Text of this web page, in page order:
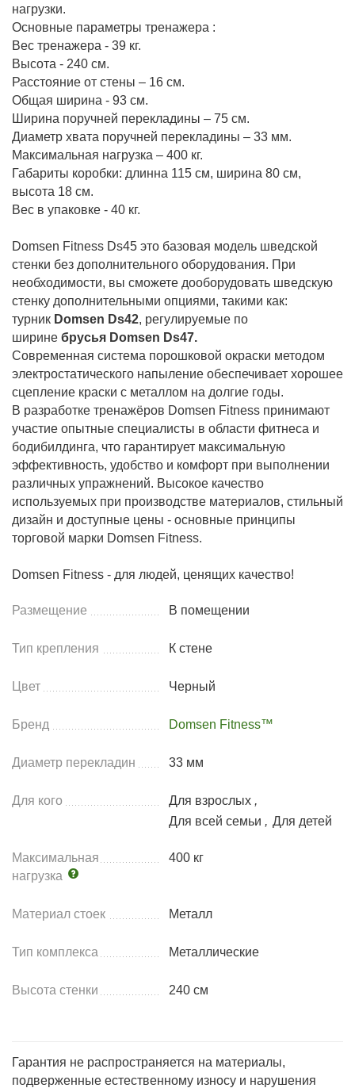
нагрузки.
Основные параметры тренажера :
Вес тренажера - 39 кг.
Высота - 240 см.
Расстояние от стены – 16 см.
Общая ширина - 93 см.
Ширина поручней перекладины – 75 см.
Диаметр хвата поручней перекладины – 33 мм.
Максимальная нагрузка – 400 кг.
Габариты коробки: длинна 115 см, ширина 80 см,
высота 18 см.
Вес в упаковке - 40 кг.
Domsen Fitness Ds45 это базовая модель шведской
стенки без дополнительного оборудования. При
необходимости, вы сможете дооборудовать шведскую
стенку дополнительными опциями, такими как:
турник Domsen Ds42, регулируемые по
ширине брусья Domsen Ds47.
Современная система порошковой окраски методом
электростатического напыление обеспечивает хорошее
сцепление краски с металлом на долгие годы.
В разработке тренажёров Domsen Fitness принимают
участие опытные специалисты в области фитнеса и
бодибилдинга, что гарантирует максимальную
эффективность, удобство и комфорт при выполнении
различных упражнений. Высокое качество
используемых при производстве материалов, стильный
дизайн и доступные цены - основные принципы
торговой марки Domsen Fitness.
Domsen Fitness - для людей, ценящих качество!
Размещение В помещении
Тип крепления К стене
Цвет Черный
Бренд Domsen Fitness™
Диаметр перекладин 33 мм
Для кого Для взрослых ,
Для всей семьи , Для детей
Максимальная
нагрузка
400 кг
Материал стоек Металл
Тип комплекса Металлические
Высота стенки 240 см
Гарантия не распространяется на материалы,
подверженные естественному износу и нарушения